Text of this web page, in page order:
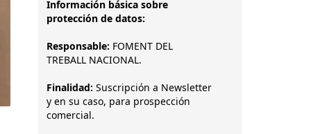
Información básica sobre
protección de datos:
Responsable: FOMENT DEL
TREBALL NACIONAL.
Finalidad: Suscripción a Newsletter
y en su caso, para prospección
comercial.